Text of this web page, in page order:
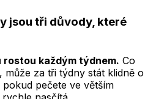
jsou tři důvody, které
rostou každým týdnem. Co
může za tři týdny stát klidně o
pečete ve větším